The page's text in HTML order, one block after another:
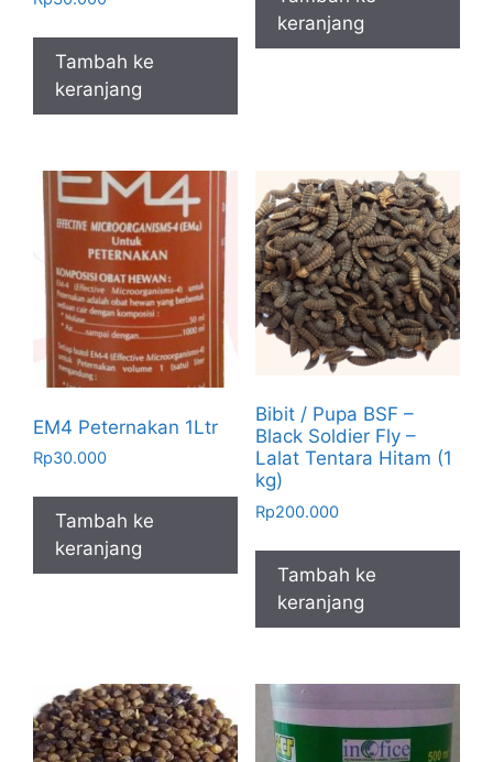
Tambah ke
keranjang
keranjang
EM4 Peternakan 1Ltr
Rp30.000
Tambah ke
keranjang
Bibit / Pupa BSF –
Black Soldier Fly –
Lalat Tentara Hitam (1
kg)
Rp200.000
Tambah ke
keranjang